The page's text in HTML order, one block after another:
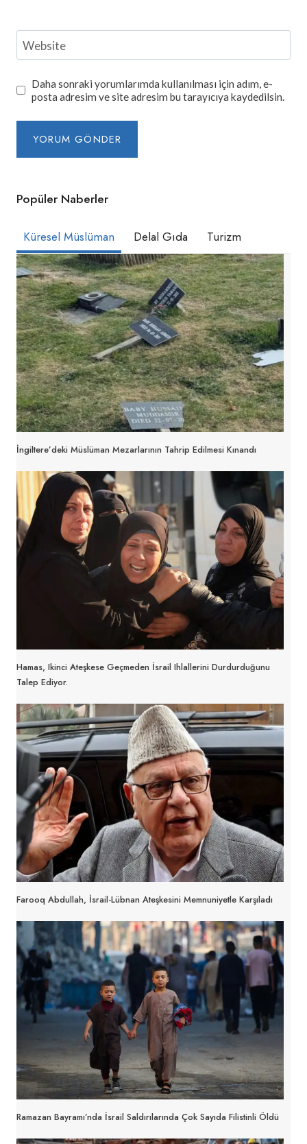
Website
Daha sonraki yorumlarımda kullanılması için adım, e-
posta adresim ve site adresim bu tarayıcıya kaydedilsin.
Popüler Naberler
Küresel Müslüman Delal Gıda Turizm
İngiltere’deki Müslüman Mezarlarının Tahrip Edilmesi Kınandı
Hamas, Ikinci Ateşkese Geçmeden İsrail Ihlallerini Durdurduğunu
Talep Ediyor.
Farooq Abdullah, İsrail-Lübnan Ateşkesini Memnuniyetle Karşıladı
Ramazan Bayramı’nda İsrail Saldırılarında Çok Sayıda Filistinli Öldü